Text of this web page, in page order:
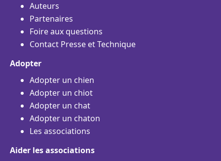
Auteurs
Partenaires
Foire aux questions
Contact Presse et Technique
Adopter
Adopter un chien
Adopter un chiot
Adopter un chat
Adopter un chaton
Les associations
Aider les associations